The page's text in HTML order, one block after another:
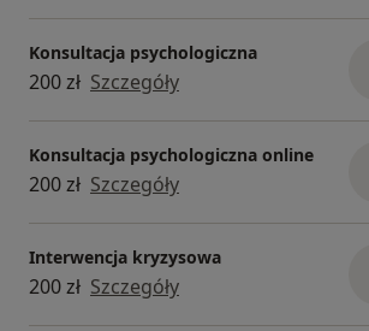
Konsultacja psychologiczna
200 zł Szczegóły
Konsultacja psychologiczna online
200 zł Szczegóły
Interwencja kryzysowa
200 zł Szczegóły